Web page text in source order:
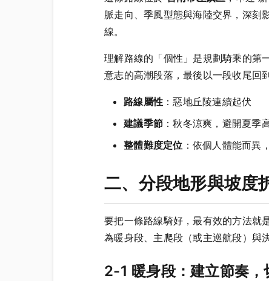
脈走向、季風型態與海陸交界，深刻
線。
理解路線的「個性」是規劃騎乘的第
意志的高潮段落，最後以一段收尾回
路線屬性 ：惡地丘陵連續起伏
建議季節 ：秋冬涼爽，避開夏季
整體難度定位 ：依個人體能而異
二、分段地形與坡度
要把一條路線騎好，最有效的方法就
為暖身段、主爬段（或主巡航段）與
2-1 暖身段：建立節奏，